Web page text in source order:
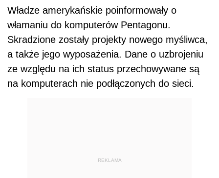
Władze amerykańskie poinformowały o
włamaniu do komputerów Pentagonu.
Skradzione zostały projekty nowego myśliwca,
a także jego wyposażenia. Dane o uzbrojeniu
ze względu na ich status przechowywane są
na komputerach nie podłączonych do sieci.
REKLAMA